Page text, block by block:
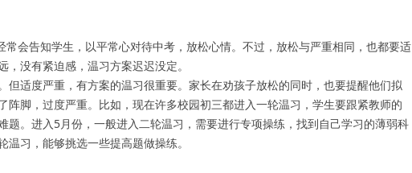
告知学生，以平常心对待中考，放松心情。不过，放松与严重相同，也都要适
没有紧迫感，温习方案迟迟没定。
适度严重，有方案的温习很重要。家长在劝孩子放松的同时，也要提醒他们拟
脚，过度严重。比如，现在许多校园初三都进入一轮温习，学生要跟紧教师的
。进入5月份，一般进入二轮温习，需要进行专项操练，找到自己学习的薄弱科
习，能够挑选一些提高题做操练。